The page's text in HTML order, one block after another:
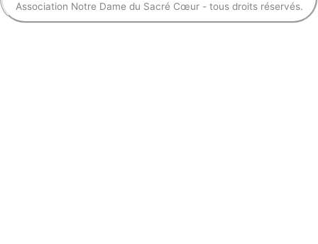
Association Notre Dame du Sacré Cœur - tous droits réservés.